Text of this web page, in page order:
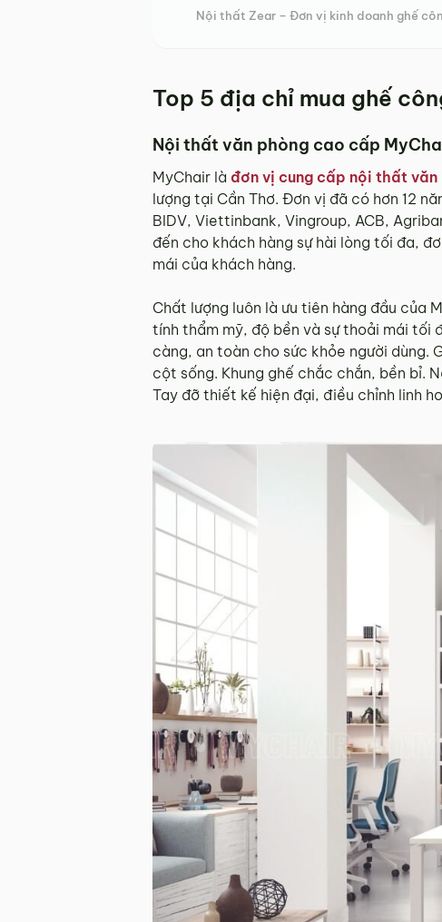
Nội thất Zear – Đơn vị kinh doanh ghế
Top 5 địa chỉ mua ghế
Nội thất văn phòng cao cấp
MyChair là đơn vị cung cấp nội thất văn
lượng tại Cần Thơ. Đơn vị đã có hơn 12
BIDV, Viettinbank, Vingroup, ACB,
đến cho khách hàng sự hài lòng tối đa,
mái của khách hàng.
Chất lượng luôn là ưu tiên hàng đầu của
tính thẩm mỹ, độ bền và sự thoải mái tối
càng, an toàn cho sức khỏe người dùng.
cột sống. Khung ghế chắc chắn, bền bỉ.
Tay đỡ thiết kế hiện đại, điều chỉnh linh